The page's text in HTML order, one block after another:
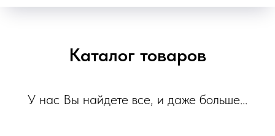
Каталог товаров
У нас Вы найдете все, и даже больше...